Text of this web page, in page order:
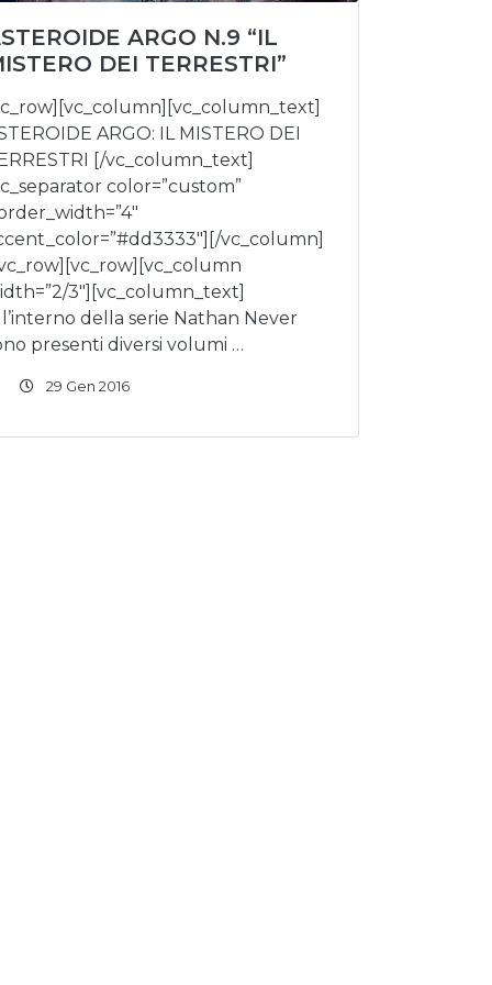
ARGO N.9 “IL
DEI TERRESTRI”
ARGO: IL MISTERO DEI
[/vc_column_text]
color=”custom”
vc_column]
3″][vc_column_text]
della serie Nathan Never
presenti diversi volumi …
29 Gen 2016